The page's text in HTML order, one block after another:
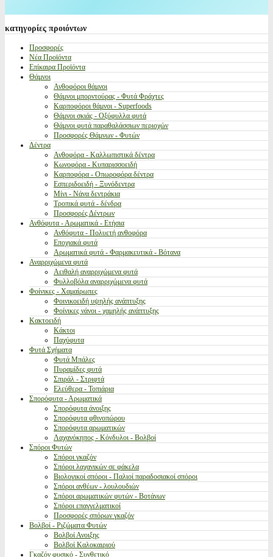
κατηγορίες προιόντων
Προσφορές
Νέα Προϊόντα
Επίκαιρα Προϊόντα
Θάμνοι
Ανθοφόροι θάμνοι
Θάμνοι μπορντούρας - Φυτά Φράχτες
Καρποφόροι θάμνοι - Superfoods
Θάμνοι σκιάς - Οξύφυλλα φυτά
Θάμνοι φυτά παραθαλάσσιων περιοχών
Προσφορές Θάμνων - Φυτών
Δέντρα
Ανθοφόρα - Καλλωπιστικά δέντρα
Κωνοφόρα - Κυπαρισσοειδή
Καρποφόρα - Οπωροφόρα δέντρα
Εσπεριδοειδή - Ξυνόδεντρα
Μίνι - Νάνα δεντράκια
Τροπικά φυτά - δένδρα
Προσφορές Δέντρων
Ανθόφυτα - Αρωματικά - Ετήσια
Ανθόφυτα - Πολυετή ανθοφόρα
Εποχιακά φυτά
Αρωματικά φυτά - Φαρμακευτικά - Βότανα
Αναρριχώμενα φυτά
Αειθαλή αναρριχώμενα φυτά
Φυλλοβόλα αναρριχώμενα φυτά
Φοίνικες - Χαμαίρωπες
Φοινικοειδή υψηλής ανάπτυξης
Φοίνικες νάνοι - χαμηλής ανάπτυξης
Κακτοειδή
Κάκτοι
Παχύφυτα
Φυτά Σχήματα
Φυτά Μπάλες
Πυραμίδες φυτά
Σπιράλ - Στριφτά
Ελεύθερα - Τοπιάρια
Σπορόφυτα - Αρωματικά
Σπορόφυτα άνοιξης
Σπορόφυτα φθινοπώρου
Σπορόφυτα αρωματικών
Λαχανόκηπος - Κόνδυλοι - Βολβοί
Σπόροι Φυτών
Σπόροι γκαζόν
Σπόροι λαχανικών σε φάκελα
Βιολογικοί σπόροι - Παλιοί παραδοσιακοί σπόροι
Σπόροι ανθέων - λουλουδιών
Σπόροι αρωματικών φυτών - Βοτάνων
Σπόροι επαγγελματικοί
Προσφορές σπόρων γκαζόν
Βολβοί - Ριζώματα Φυτών
Βολβοί Ανοιξης
Βολβοί Καλοκαιριού
Γκαζόν φυσικό - Συνθετικό